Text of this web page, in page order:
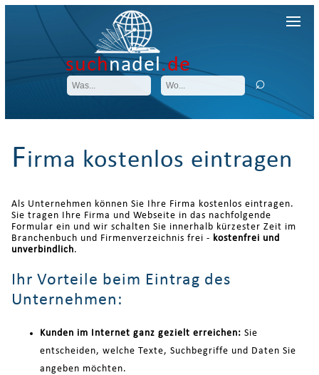
suchnadel.de
Firma kostenlos eintragen
Als Unternehmen können Sie Ihre Firma kostenlos eintragen.
Sie tragen Ihre Firma und Webseite in das nachfolgende
Formular ein und wir schalten Sie innerhalb kürzester Zeit im
Branchenbuch und Firmenverzeichnis frei - kostenfrei und
unverbindlich.
Ihr Vorteile beim Eintrag des
Unternehmen:
Kunden im Internet ganz gezielt erreichen: Sie
entscheiden, welche Texte, Suchbegriffe und Daten Sie
angeben möchten.